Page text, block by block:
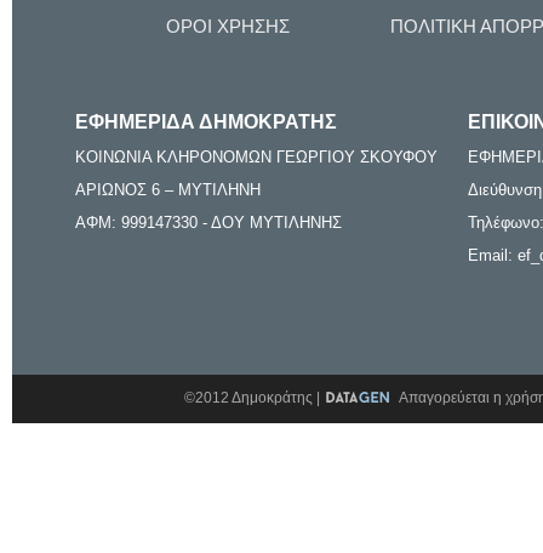
ΟΡΟΙ ΧΡΗΣΗΣ ΠΟΛΙΤΙΚΗ
ΕΦΗΜΕΡΙΔΑ ΔΗΜΟΚΡΑΤΗΣ
ΚΟΙΝΩΝΙΑ ΚΛΗΡΟΝΟΜΩΝ ΓΕΩΡΓΙΟΥ ΣΚΟΥΦΟΥ
ΑΡΙΩΝΟΣ 6 – ΜΥΤΙΛΗΝΗ
ΑΦΜ: 999147330 - ΔΟΥ ΜΥΤΙΛΗΝΗΣ
Email:
©2012 Δημοκράτης | Απαγορεύεται η